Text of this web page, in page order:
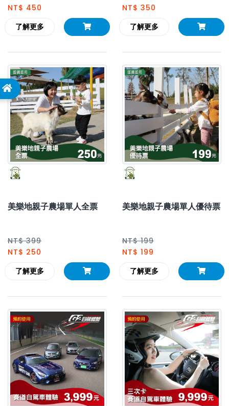
NT$ 450
了解更多
NT$ 350
了解更多
美樂地親子農場單人全票
NT$ 399
NT$ 250
了解更多
美樂地親子農場單人優待票
NT$ 199
NT$ 199
了解更多